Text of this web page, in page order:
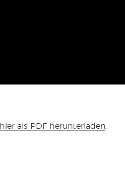
hier als PDF herunterladen.